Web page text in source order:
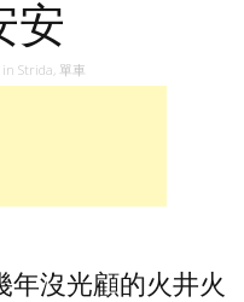
安
in Strida, 單車
年沒光顧的火井火